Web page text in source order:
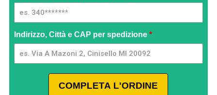
Indirizzo, Città e CAP per spedizione *
COMPLETA L'ORDINE